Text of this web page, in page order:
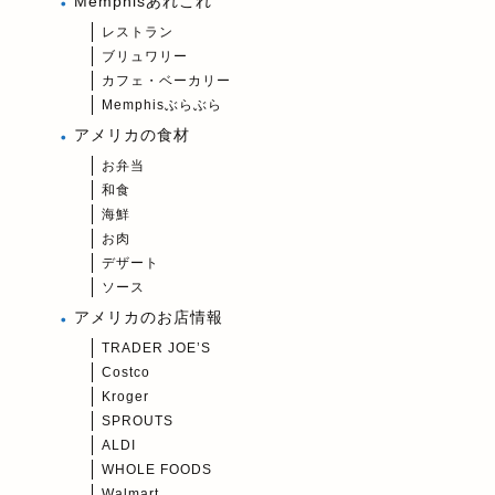
レストラン
ブリュワリー
カフェ・ベーカリー
Memphisぶらぶら
アメリカの食材
お弁当
和食
海鮮
お肉
デザート
ソース
アメリカのお店情報
TRADER JOE’S
Costco
Kroger
SPROUTS
ALDI
WHOLE FOODS